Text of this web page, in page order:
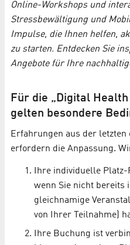
Online-Workshops und
Stressbewältigung und
Impulse, die Ihnen helfen,
zu starten. Entdecken Sie
Angebote für Ihre
Für die „Digital Health
gelten besondere
Erfahrungen aus der letzten
erfordern die Anpassung.
Ihre individuelle
wenn Sie nicht bereits
gleichnamige
von Ihrer Teilnahme)
Ihre Buchung ist